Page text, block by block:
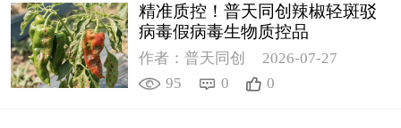
精准质控！普天同创辣椒轻斑驳
病毒假病毒生物质控品
作者：普天同创
2026-07-27
95
0 0